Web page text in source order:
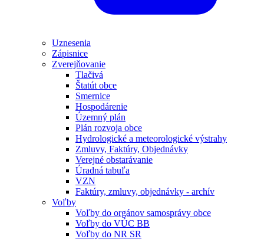
Uznesenia
Zápisnice
Zverejňovanie
Tlačivá
Štatút obce
Smernice
Hospodárenie
Územný plán
Plán rozvoja obce
Hydrologické a meteorologické výstrahy
Zmluvy, Faktúry, Objednávky
Verejné obstarávanie
Úradná tabuľa
VZN
Faktúry, zmluvy, objednávky - archív
Voľby
Voľby do orgánov samosprávy obce
Voľby do VÚC BB
Voľby do NR SR